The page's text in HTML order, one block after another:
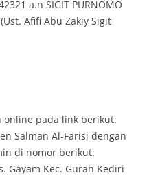
a.n SIGIT PURNOMO
Afifi Abu Zakiy Sigit
pada link berikut:
Salman Al-Farisi dengan
di nomor berikut:
Gayam Kec. Gurah Kediri